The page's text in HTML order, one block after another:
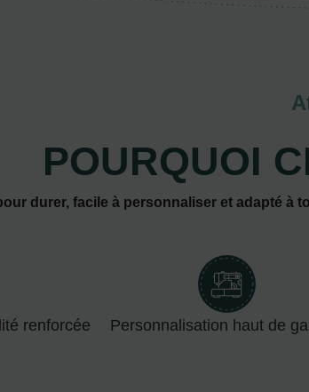
POURQUOI
durer, facile à personnaliser et adapté à
renforcée Personnalisation haut de